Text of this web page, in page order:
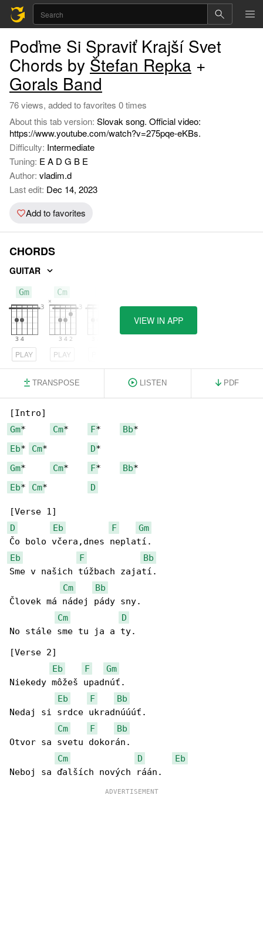
Poďme Si Spraviť Krajší Svet
Chords by Štefan Repka +
Gorals Band
76 views, added to favorites 0 times
About this tab version: Slovak song. Official video:
https://www.youtube.com/watch?v=275pqe-eKBs.
Difficulty: Intermediate
Tuning: E A D G B E
Author: vladim.d
Last edit: Dec 14, 2023
Add to favorites
CHORDS
GUITAR
Gm
PLAY
Cm
PLAY
VIEW IN APP
TRANSPOSE LISTEN PDF
Gm* Cm* F* Bb
Eb* Cm* D
Gm* Cm* F* Bb
Eb* Cm* D
D
Eb F
Gm
Eb
F
Bb
Sme v našich túžbach zajatí.
Cm
Bb
Človek má nádej pády sny.
Cm
D
No stále sme tu ja a ty.
[Verse 2]
Eb
F
Gm
Niekedy môžeš upadnúť.
Eb
F
Bb
Nedaj si srdce ukradnúúúť.
Cm
F
Bb
Otvor sa svetu dokorán.
Cm
D
Eb